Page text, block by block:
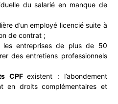
du salarié en manque de
d’un employé licencié suite à
de contrat ;
les entreprises de plus de 50
des entretiens professionnels
CPFexistent : l’abondement
en droits complémentaires et